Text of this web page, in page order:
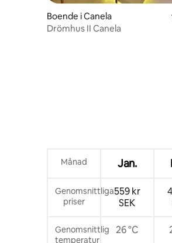
Boende i Canela
Drömhus II Canela
Månad Jan.
Genomsnittliga
priser
559 kr
SEK
Genomsnittlig
temperatur
26 °C